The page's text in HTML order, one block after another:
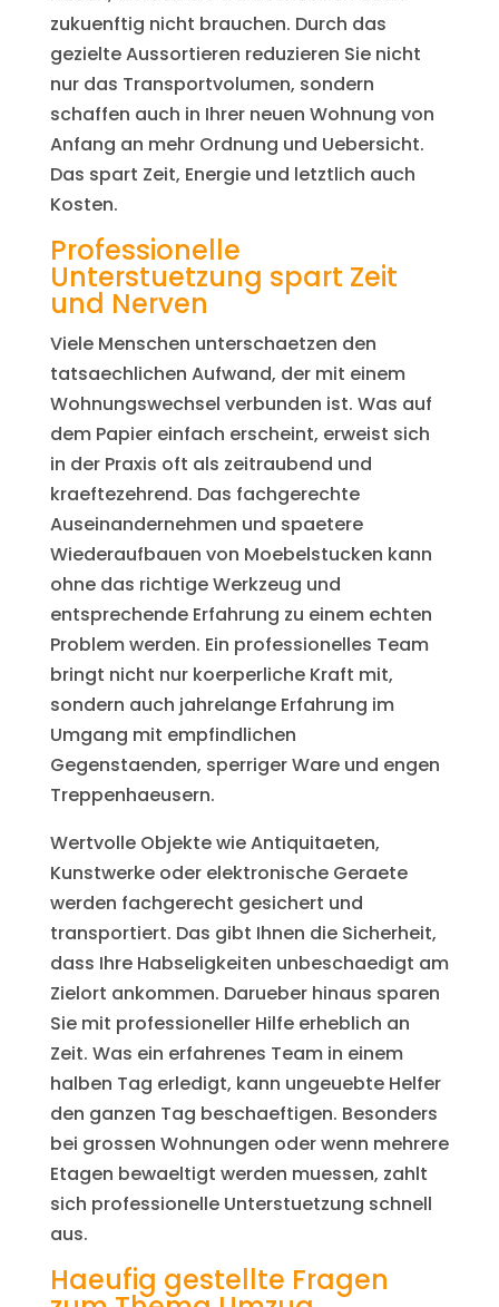
zukuenftig nicht brauchen. Durch das
gezielte Aussortieren reduzieren Sie nicht
nur das Transportvolumen, sondern
schaffen auch in Ihrer neuen Wohnung von
Anfang an mehr Ordnung und Uebersicht.
Das spart Zeit, Energie und letztlich auch
Kosten.
Professionelle
Unterstuetzung spart Zeit
und Nerven
Viele Menschen unterschaetzen den
tatsaechlichen Aufwand, der mit einem
Wohnungswechsel verbunden ist. Was auf
dem Papier einfach erscheint, erweist sich
in der Praxis oft als zeitraubend und
kraeftezehrend. Das fachgerechte
Auseinandernehmen und spaetere
Wiederaufbauen von Moebelstucken kann
ohne das richtige Werkzeug und
entsprechende Erfahrung zu einem echten
Problem werden. Ein professionelles Team
bringt nicht nur koerperliche Kraft mit,
sondern auch jahrelange Erfahrung im
Umgang mit empfindlichen
Gegenstaenden, sperriger Ware und engen
Treppenhaeusern.
Wertvolle Objekte wie Antiquitaeten,
Kunstwerke oder elektronische Geraete
werden fachgerecht gesichert und
transportiert. Das gibt Ihnen die Sicherheit,
dass Ihre Habseligkeiten unbeschaedigt am
Zielort ankommen. Darueber hinaus sparen
Sie mit professioneller Hilfe erheblich an
Zeit. Was ein erfahrenes Team in einem
halben Tag erledigt, kann ungeuebte Helfer
den ganzen Tag beschaeftigen. Besonders
bei grossen Wohnungen oder wenn mehrere
Etagen bewaeltigt werden muessen, zahlt
sich professionelle Unterstuetzung schnell
aus.
Haeufig gestellte Fragen